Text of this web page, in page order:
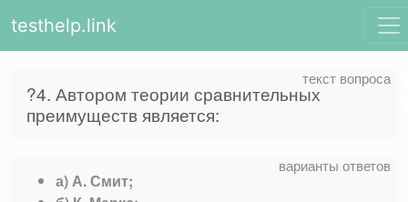
testhelp.link
?4. Автором теории сравнительных
преимуществ является:
а) А. Смит;